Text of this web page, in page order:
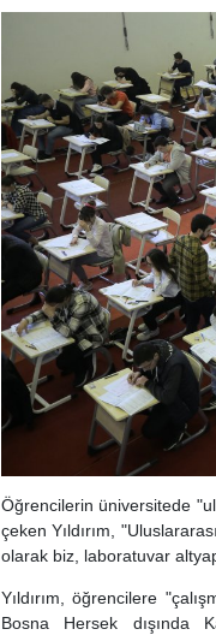
Öğrencilerin üniversitede
çeken Yıldırım,
olarak biz, laboratuvar
Yıldırım, öğrencilere
Bosna Hersek dışında